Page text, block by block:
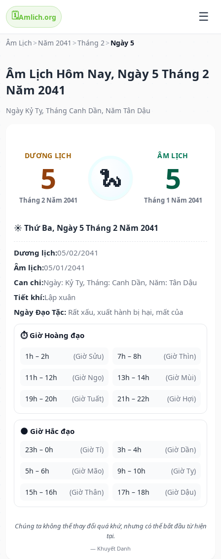
🗓️Amlich.org
Âm Lịch > Năm 2041 >Tháng 2> Ngày 5
Âm Lịch Hôm Nay, Ngày 5 Tháng 2
Năm 2041
Ngày Kỷ Tỵ, Tháng Canh Dần, Năm Tân Dậu
DƯƠNG LỊCH
5
Tháng 2 Năm 2041
🐍
ÂM LỊCH
5
Tháng 1 Năm 2041
☀️ Thứ Ba, Ngày 5 Tháng 2 Năm 2041
Dương lịch:05/02/2041
Âm lịch:05/01/2041
Can chi:Ngày: Kỷ Tỵ, Tháng: Canh Dần, Năm: Tân Dậu
Tiết khí:Lập xuân
Ngày Đạo Tặc: Rất xấu, xuất hành bị hại, mất của
⏱️ Giờ Hoàng đạo
1h – 2h (Giờ Sửu) 7h – 8h (Giờ Thìn)
11h – 12h (Giờ Ngọ) 13h – 14h (Giờ Mùi)
19h – 20h (Giờ Tuất) 21h – 22h (Giờ Hợi)
🌑 Giờ Hắc đạo
23h – 0h (Giờ Tí) 3h – 4h (Giờ Dần)
5h – 6h (Giờ Mão) 9h – 10h (Giờ Tỵ)
15h – 16h (Giờ Thân) 17h – 18h (Giờ Dậu)
Chúng ta không thể thay đổi quá khứ, nhưng có thể bắt đầu từ hiện
tại.
— Khuyết Danh